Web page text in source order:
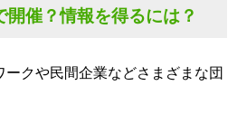
開催？情報を得るには？
クや民間企業などさまざまな団